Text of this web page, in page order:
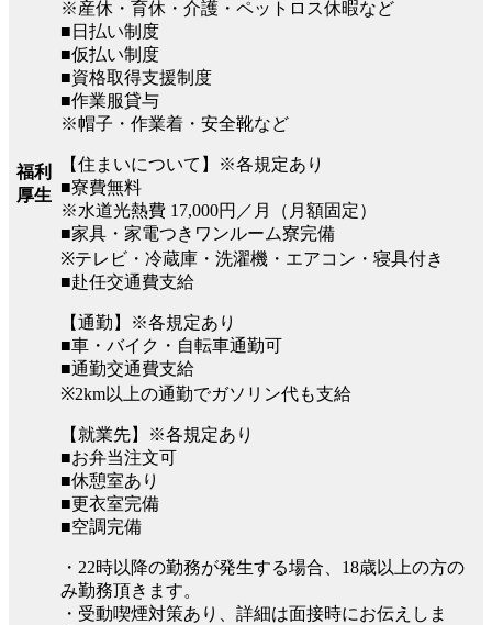
福利
厚生
※産休・育休・介護・ペットロス休暇など
■日払い制度
■仮払い制度
■資格取得支援制度
■作業服貸与
※帽子・作業着・安全靴など
【住まいについて】※各規定あり
■寮費無料
※水道光熱費 17,000円／月（月額固定）
■家具・家電つきワンルーム寮完備
※テレビ・冷蔵庫・洗濯機・エアコン・寝具付き
■赴任交通費支給
【通勤】※各規定あり
■車・バイク・自転車通勤可
■通勤交通費支給
※2km以上の通勤でガソリン代も支給
【就業先】※各規定あり
■お弁当注文可
■休憩室あり
■更衣室完備
■空調完備
・22時以降の勤務が発生する場合、18歳以上の方の
み勤務頂きます。
・受動喫煙対策あり、詳細は面接時にお伝えしま